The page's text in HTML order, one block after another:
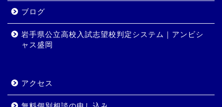
ブログ
岩手県公立高校入試志望校判定システム｜アンビシ
ャス盛岡
アクセス
コース・料金
岩手県公立高校入試志望校
判定システム｜アンビシャ